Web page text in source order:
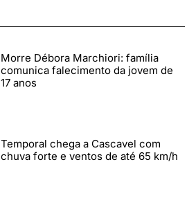
Morre Débora Marchiori: família
comunica falecimento da jovem de
17 anos
Temporal chega a Cascavel com
chuva forte e ventos de até 65 km/h